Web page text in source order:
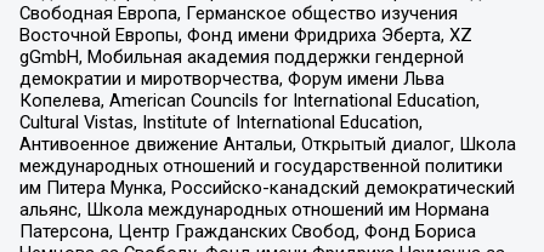
Свободная Европа, Германское общество изучения
Восточной Европы, Фонд имени Фридриха Эберта, XZ
gGmbH, Мобильная академия поддержки гендерной
демократии и миротворчества, Форум имени Льва
Копелева, American Councils for International Education,
Cultural Vistas, Institute of International Education,
Антивоенное движение Антальи, Открытый диалог, Школа
международных отношений и государственной политики
им Питера Мунка, Российско-канадский демократический
альянс, Школа международных отношений им Нормана
Патерсона, Центр Гражданских Свобод, Фонд Бориса